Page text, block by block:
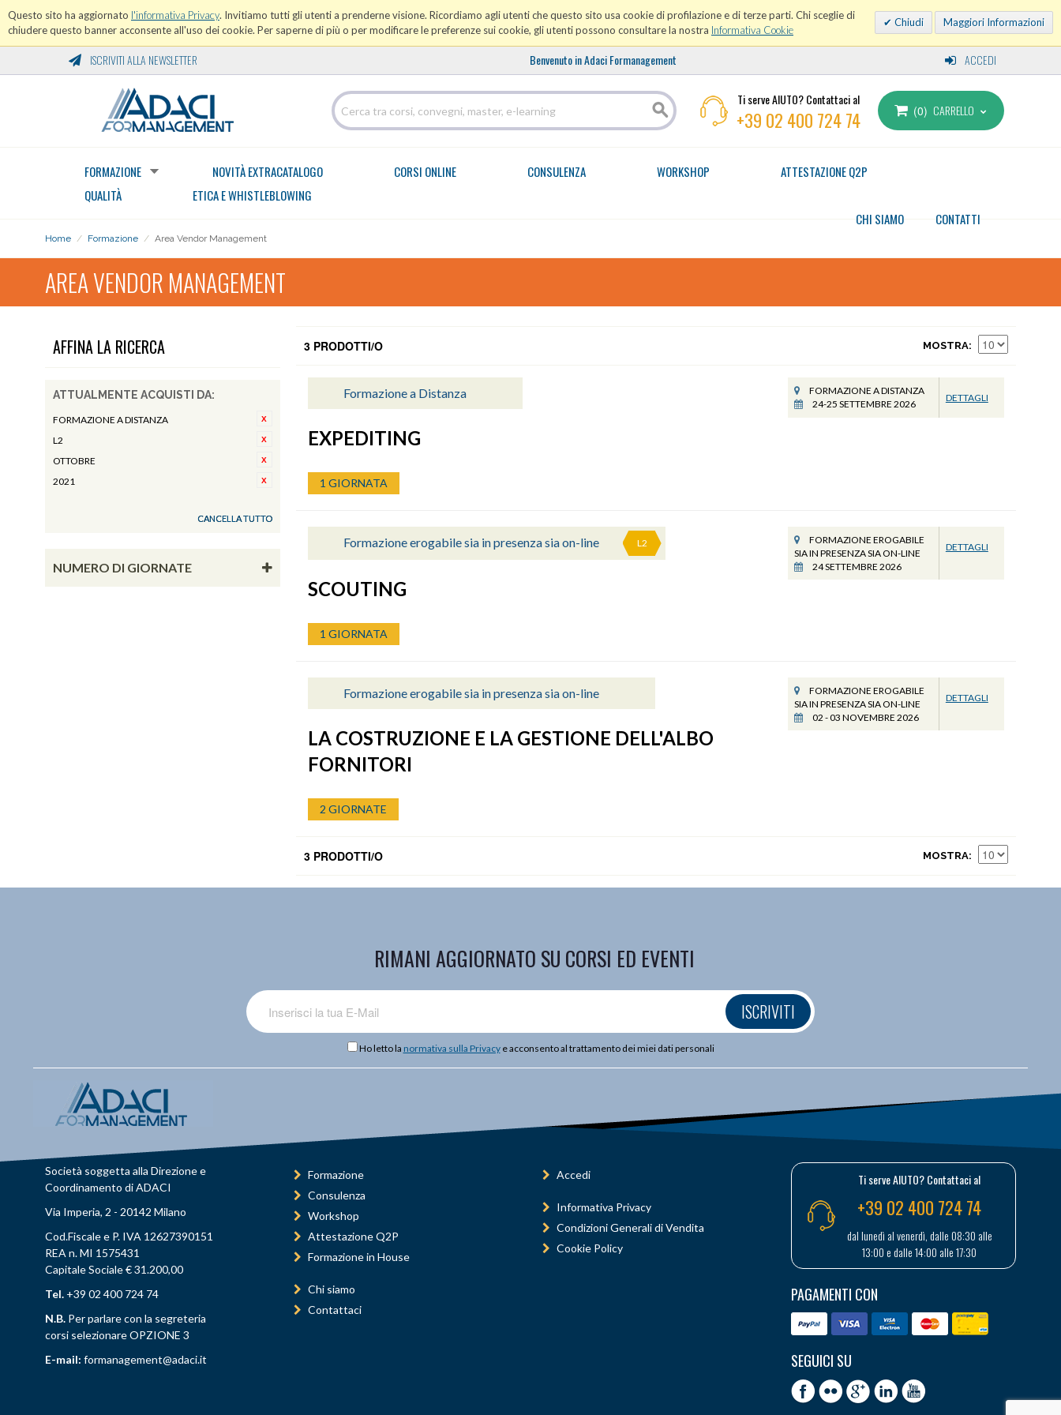
Questo sito ha aggiornato l'informativa Privacy. Invitiamo tutti gli utenti a prenderne visione. Ricordiamo agli utenti che questo sito usa cookie di profilazione e di terze parti. Chi sceglie di
chiudere questo banner acconsente all'uso dei cookie. Per saperne di più o per modificare le preferenze sui cookie, gli utenti possono consultare la nostra Informativa Cookie
Chiudi Maggiori Informazioni
ISCRIVITI ALLA NEWSLETTER Benvenuto in Adaci Formanagement ACCEDI
Ti serve AIUTO? Contattaci al
+39 02 400 724 74 0 CARRELLO
FORMAZIONE NOVITÀ EXTRACATALOGO CORSI ONLINE CONSULENZA WORKSHOP
ATTESTAZIONE Q2P
QUALITÀ
ETICA E WHISTLEBLOWING
CONTATTI
CHI SIAMO
Home / Formazione / Area Vendor Management
AREA VENDOR MANAGEMENT
AFFINA LA RICERCA
ATTUALMENTE ACQUISTI DA:
FORMAZIONE A DISTANZA
L2
OTTOBRE
2021
CANCELLA TUTTO
NUMERO DI GIORNATE
3 PRODOTTI/O MOSTRA
Formazione a Distanza
EXPEDITING
1 GIORNATA
FORMAZIONE A DISTANZA
24-25 SETTEMBRE 2026
DETTAGLI
Formazione erogabile sia in presenza sia on-line L2
SCOUTING
1 GIORNATA
FORMAZIONE EROGABILE
SIA IN PRESENZA SIA ON-LINE
24 SETTEMBRE 2026
DETTAGLI
Formazione erogabile sia in presenza sia on-line
LA COSTRUZIONE E LA GESTIONE DELL'ALBO
FORNITORI
2 GIORNATE
FORMAZIONE EROGABILE
SIA IN PRESENZA SIA ON-LINE
02 - 03 NOVEMBRE 2026
DETTAGLI
3 PRODOTTI/O MOSTRA
RIMANI AGGIORNATO SU CORSI ED EVENTI
ISCRIVITI
Ho letto la normativa sulla Privacye acconsento al trattamento dei miei dati personali
Società soggetta alla Direzione e
Coordinamento di ADACI
Via Imperia, 2 - 20142 Milano
Cod.Fiscale e P. IVA 12627390151
REA n. MI 1575431
Capitale Sociale € 31.200,00
Tel. +39 02 400 724 74
N.B. Per parlare con la segreteria
corsi selezionare OPZIONE 3
E-mail: formanagement@adaci.it
Formazione
Consulenza
Workshop
Attestazione Q2P
Formazione in House
Chi siamo
Contattaci
Accedi
Informativa Privacy
Condizioni Generali di Vendita
Cookie Policy
Ti serve AIUTO? Contattaci al
+39 02 400 724 74
dal lunedì al venerdì, dalle 08:30 alle
13:00 e dalle 14:00 alle 17:30
PAGAMENTI CON
SEGUICI SU